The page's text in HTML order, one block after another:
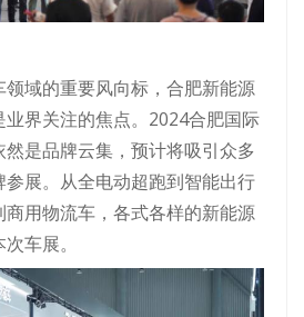
域的重要风向标，合肥新能源
业界关注的焦点。2024合肥国际
是品牌云集，预计将吸引众多
展。从全电动超跑到智能出行
用物流车，各式各样的新能源
车展。